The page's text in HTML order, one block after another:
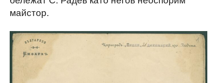
майстор.